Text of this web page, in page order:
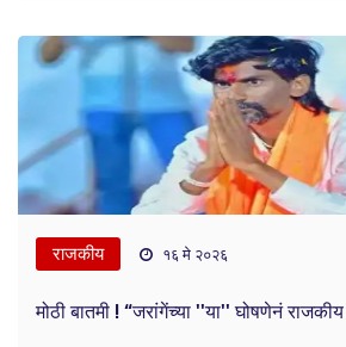
राजकीय १६ मे २०२६
मोठी बातमी ! “जरांगेंच्या ''या'' घोषणेनं